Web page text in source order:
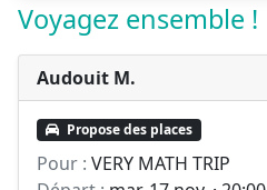
Voyagez ensemble !
Audouit M.
Propose des places
Pour : VERY MATH TRIP